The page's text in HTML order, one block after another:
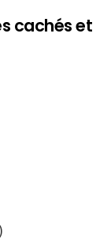
cachés et